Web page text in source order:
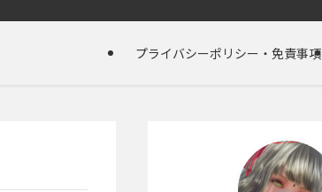
プライバシーポリシー・免責事項